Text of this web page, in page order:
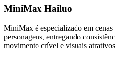
MiniMax Hailuo
MiniMax é especializado em cenas
personagens, entregando
movimento crível e visuais